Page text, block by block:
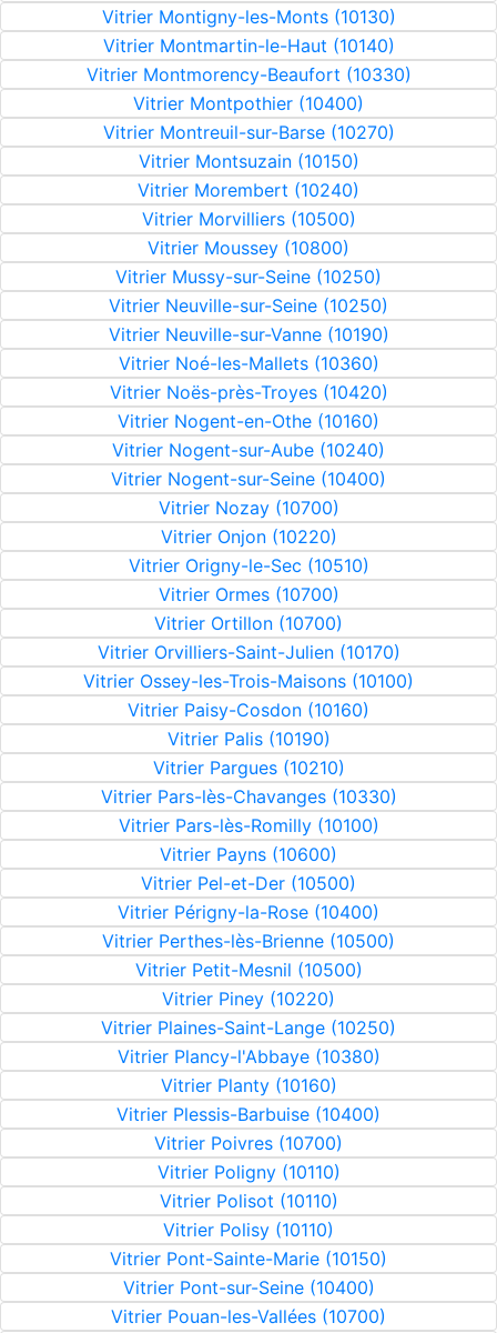
Vitrier Montigny-les-Monts (10130)
Vitrier Montmartin-le-Haut (10140)
Vitrier Montmorency-Beaufort (10330)
Vitrier Montpothier (10400)
Vitrier Montreuil-sur-Barse (10270)
Vitrier Montsuzain (10150)
Vitrier Morembert (10240)
Vitrier Morvilliers (10500)
Vitrier Moussey (10800)
Vitrier Mussy-sur-Seine (10250)
Vitrier Neuville-sur-Seine (10250)
Vitrier Neuville-sur-Vanne (10190)
Vitrier Noé-les-Mallets (10360)
Vitrier Noës-près-Troyes (10420)
Vitrier Nogent-en-Othe (10160)
Vitrier Nogent-sur-Aube (10240)
Vitrier Nogent-sur-Seine (10400)
Vitrier Nozay (10700)
Vitrier Onjon (10220)
Vitrier Origny-le-Sec (10510)
Vitrier Ormes (10700)
Vitrier Ortillon (10700)
Vitrier Orvilliers-Saint-Julien (10170)
Vitrier Ossey-les-Trois-Maisons (10100)
Vitrier Paisy-Cosdon (10160)
Vitrier Palis (10190)
Vitrier Pargues (10210)
Vitrier Pars-lès-Chavanges (10330)
Vitrier Pars-lès-Romilly (10100)
Vitrier Payns (10600)
Vitrier Pel-et-Der (10500)
Vitrier Périgny-la-Rose (10400)
Vitrier Perthes-lès-Brienne (10500)
Vitrier Petit-Mesnil (10500)
Vitrier Piney (10220)
Vitrier Plaines-Saint-Lange (10250)
Vitrier Plancy-l'Abbaye (10380)
Vitrier Planty (10160)
Vitrier Plessis-Barbuise (10400)
Vitrier Poivres (10700)
Vitrier Poligny (10110)
Vitrier Polisot (10110)
Vitrier Polisy (10110)
Vitrier Pont-Sainte-Marie (10150)
Vitrier Pont-sur-Seine (10400)
Vitrier Pouan-les-Vallées (10700)